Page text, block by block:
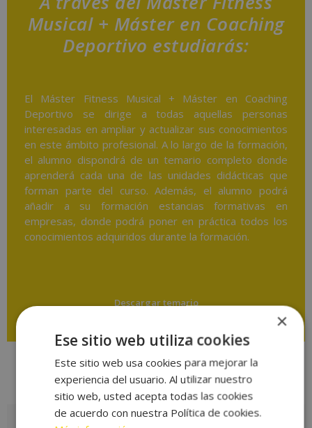
Musical + Máster en Coaching
Deportivo estudiarás:
El Máster Fitness Musical + Máster en Coaching
Deportivo se dirige a todas aquellas personas
interesadas en ampliar y actualizar sus conocimientos
en este ámbito profesional. A lo largo de la formación,
el alumno dispondrá de un temario completo donde
aprenderá cada una de las unidades didácticas que
forman parte del curso. Además, el alumno podrá
añadir a su formación estancias formativas en
empresas, donde podrá poner en práctica todos los
conocimientos adquiridos durante la formación.
Descargar temario
Valoraciones (0)
×
Ese sitio web utiliza cookies
Este sitio web usa cookies para mejorar la
experiencia del usuario. Al utilizar nuestro
sitio web, usted acepta todas las cookies
de acuerdo con nuestra Política de cookies.